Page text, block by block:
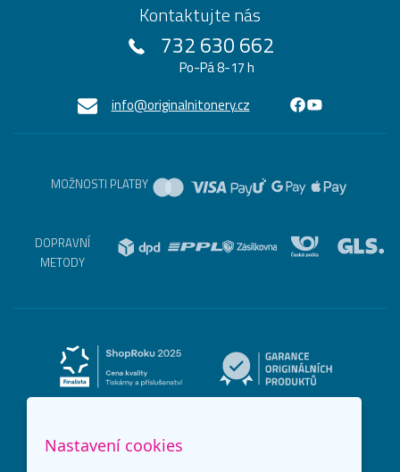
Kontaktujte nás
732 630 662
Po-Pá 8-17 h
info@originalnitonery.cz
MOŽNOSTI PLATBY
DOPRAVNÍ
METODY
Nastavení cookies